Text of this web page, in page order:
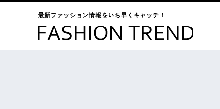
最新ファッション情報をいち早くキャッチ！